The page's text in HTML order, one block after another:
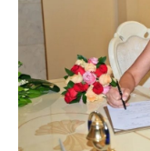
Роскошь
скажешь. Так
говорят
тех женщин,
достоинствах.